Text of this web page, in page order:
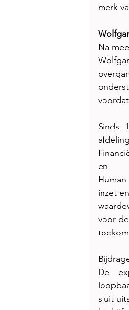
merk
Na
Sinds
en
inzet en
voor de
De
sluit